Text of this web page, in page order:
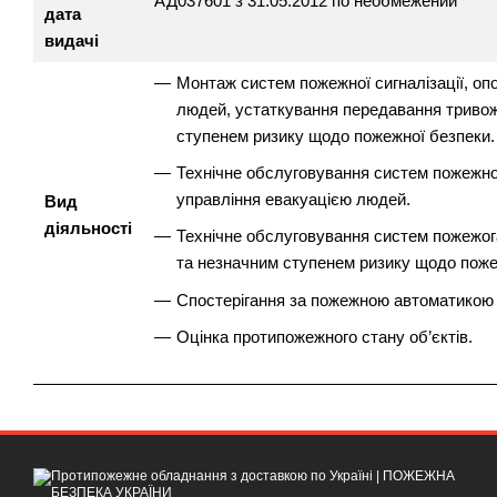
дата
видачі
Вид
діяльності
Монтаж систем пожежної сигналізації,
людей, устаткування передавання
ступенем ризику щодо пожежної безпеки.
Технічне обслуговування систем
управління евакуацією людей.
Технічне обслуговування систем
та незначним ступенем ризику щодо
Спостерігання за пожежною автоматикою
Оцінка протипожежного стану об’єктів.